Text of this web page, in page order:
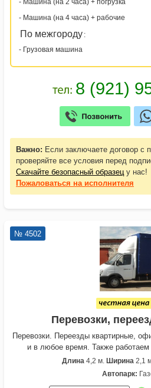
- Машина (на 2 часа) + погрузка
- Машина (на 4 часа) + рабочие
По межгороду :
- Грузовая машина
Важно: Если заключаете договор с
проверяйте все условия перед
Скачайте безопасный образец у нас!
Пожаловаться на исполнителя
№ 4502
Перевозки,
Перевозки. Переезды квартирные,
и в любое время. Также
Длина4,2 м. Ширина2,1
Автопарк: